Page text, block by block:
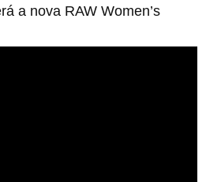
a nova RAW Women’s